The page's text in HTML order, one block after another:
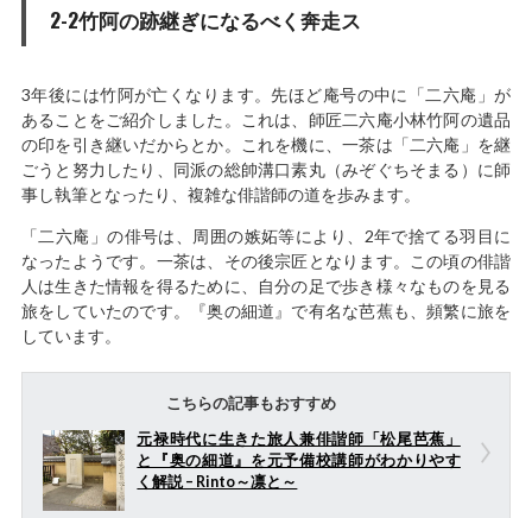
2-2竹阿の跡継ぎになるべく奔走ス
3年後には竹阿が亡くなります。先ほど庵号の中に「二六庵」が
あることをご紹介しました。これは、師匠二六庵小林竹阿の遺品
の印を引き継いだからとか。これを機に、一茶は「二六庵」を継
ごうと努力したり、同派の総帥溝口素丸（みぞぐちそまる）に師
事し執筆となったり、複雑な俳諧師の道を歩みます。
「二六庵」の俳号は、周囲の嫉妬等により、2年で捨てる羽目に
なったようです。一茶は、その後宗匠となります。この頃の俳諧
人は生きた情報を得るために、自分の足で歩き様々なものを見る
旅をしていたのです。『奥の細道』で有名な芭蕉も、頻繁に旅を
しています。
こちらの記事もおすすめ
元禄時代に生きた旅人兼俳諧師「松尾芭蕉」
と『奥の細道』を元予備校講師がわかりやす
く解説 – Rinto～凛と～